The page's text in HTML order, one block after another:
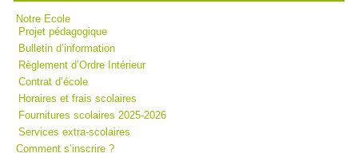
Notre Ecole
Projet pédagogique
Bulletin d’information
Règlement d’Ordre Intérieur
Contrat d’école
Horaires et frais scolaires
Fournitures scolaires 2025-2026
Services extra-scolaires
Comment s’inscrire ?